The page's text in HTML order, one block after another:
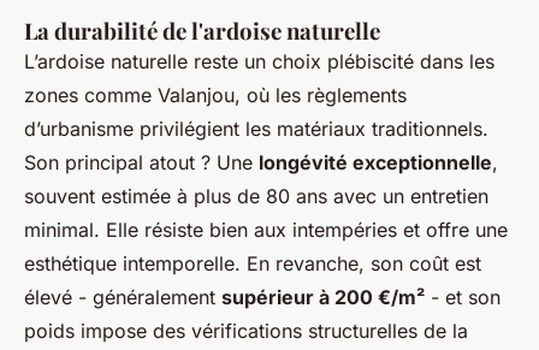
La durabilité de l'ardoise naturelle
L’ardoise naturelle reste un choix plébiscité dans les
zones comme Valanjou, où les règlements
d’urbanisme privilégient les matériaux traditionnels.
Son principal atout ? Une longévité exceptionnelle,
souvent estimée à plus de 80 ans avec un entretien
minimal. Elle résiste bien aux intempéries et offre une
esthétique intemporelle. En revanche, son coût est
élevé - généralement supérieur à 200 €/m² - et son
poids impose des vérifications structurelles de la